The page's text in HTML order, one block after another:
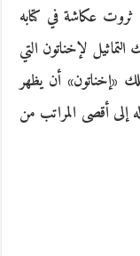
ثروت عكاشة في كتابه
لإخناتون التي
«إخناتون» أن يظهر
إلى أقصى المراتب من